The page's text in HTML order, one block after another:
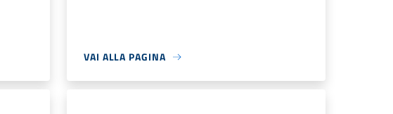
VAI ALLA PAGINA